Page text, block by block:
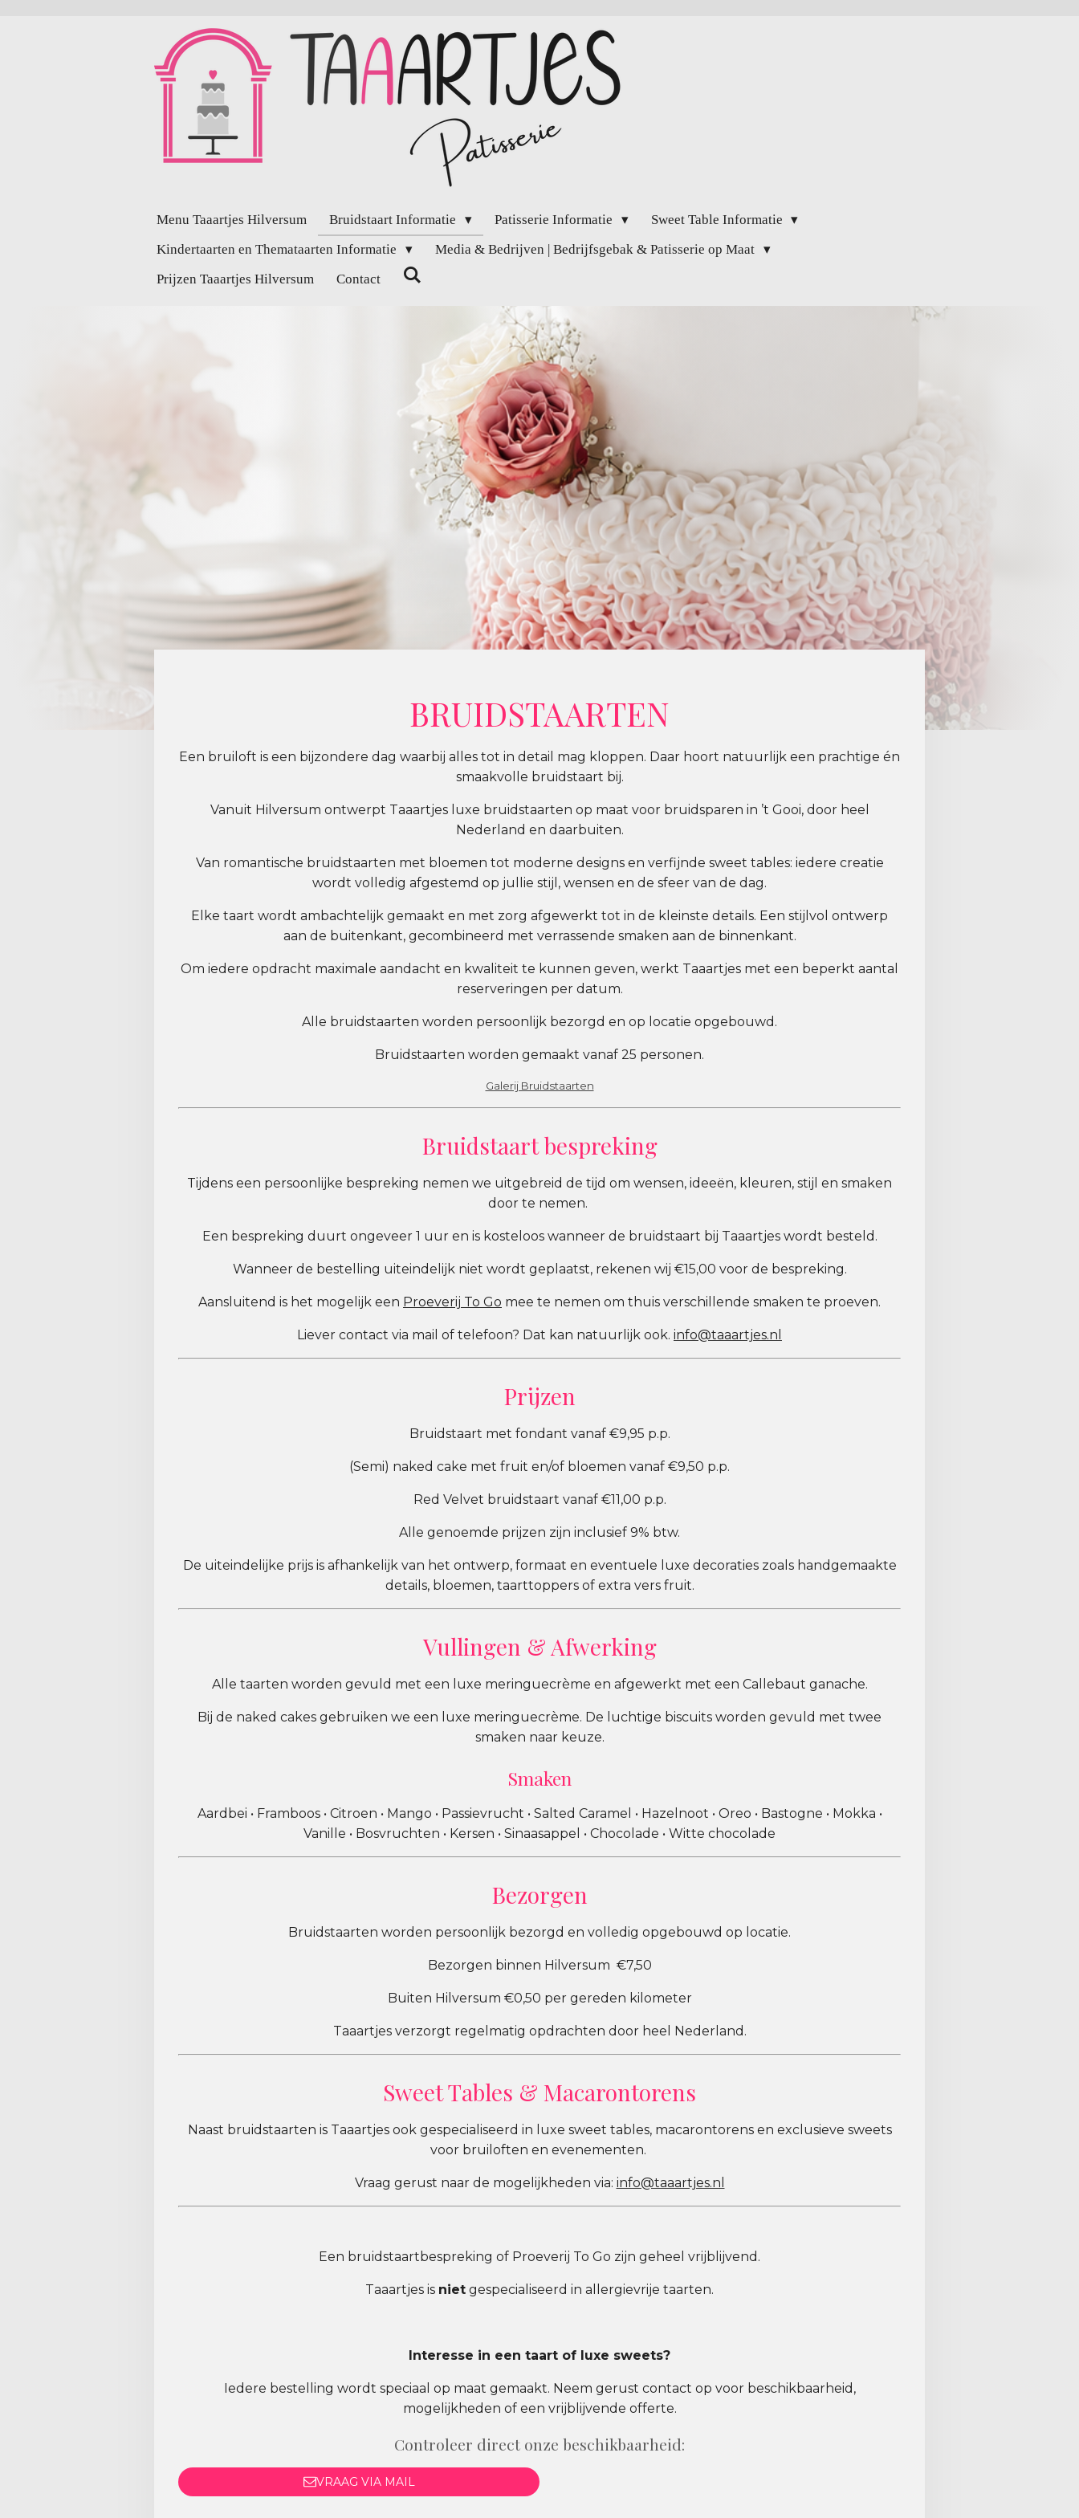
Menu Taaartjes Hilversum Bruidstaart Informatie Patisserie Informatie
Sweet Table Informatie
Kindertaarten en Themataarten Informatie
Media & Bedrijven | Bedrijfsgebak & Patisserie op Maat
Prijzen Taaartjes Hilversum
Contact
BRUIDSTAARTEN
Een bruiloft is een bijzondere dag waarbij alles tot in detail mag kloppen. Daar hoort natuurlijk een prachtige én
smaakvolle bruidstaart bij.
Vanuit Hilversum ontwerpt Taaartjes luxe bruidstaarten op maat voor bruidsparen in ’t Gooi, door heel
Nederland en daarbuiten.
Van romantische bruidstaarten met bloemen tot moderne designs en verfijnde sweet tables: iedere creatie
wordt volledig afgestemd op jullie stijl, wensen en de sfeer van de dag.
Elke taart wordt ambachtelijk gemaakt en met zorg afgewerkt tot in de kleinste details. Een stijlvol ontwerp
aan de buitenkant, gecombineerd met verrassende smaken aan de binnenkant.
Om iedere opdracht maximale aandacht en kwaliteit te kunnen geven, werkt Taaartjes met een beperkt aantal
reserveringen per datum.
Alle bruidstaarten worden persoonlijk bezorgd en op locatie opgebouwd.
Bruidstaarten worden gemaakt vanaf 25 personen.
Galerij Bruidstaarten
Bruidstaart bespreking
Tijdens een persoonlijke bespreking nemen we uitgebreid de tijd om wensen, ideeën, kleuren, stijl en smaken
door te nemen.
Een bespreking duurt ongeveer 1 uur en is kosteloos wanneer de bruidstaart bij Taaartjes wordt besteld.
Wanneer de bestelling uiteindelijk niet wordt geplaatst, rekenen wij €15,00 voor de bespreking.
Aansluitend is het mogelijk een Proeverij To Go mee te nemen om thuis verschillende smaken te proeven.
Liever contact via mail of telefoon? Dat kan natuurlijk ook. info@taaartjes.nl
Prijzen
Bruidstaart met fondant vanaf €9,95 p.p.
(Semi) naked cake met fruit en/of bloemen vanaf €9,50 p.p.
Red Velvet bruidstaart vanaf €11,00 p.p.
Alle genoemde prijzen zijn inclusief 9% btw.
De uiteindelijke prijs is afhankelijk van het ontwerp, formaat en eventuele luxe decoraties zoals handgemaakte
details, bloemen, taarttoppers of extra vers fruit.
Vullingen & Afwerking
Alle taarten worden gevuld met een luxe meringuecrème en afgewerkt met een Callebaut ganache.
Bij de naked cakes gebruiken we een luxe meringuecrème. De luchtige biscuits worden gevuld met twee
smaken naar keuze.
Smaken
Aardbei • Framboos • Citroen • Mango • Passievrucht • Salted Caramel • Hazelnoot • Oreo • Bastogne • Mokka •
Vanille • Bosvruchten • Kersen • Sinaasappel • Chocolade • Witte chocolade
Bezorgen
Bruidstaarten worden persoonlijk bezorgd en volledig opgebouwd op locatie.
Bezorgen binnen Hilversum €7,50
Buiten Hilversum €0,50 per gereden kilometer
Taaartjes verzorgt regelmatig opdrachten door heel Nederland.
Sweet Tables & Macarontorens
Naast bruidstaarten is Taaartjes ook gespecialiseerd in luxe sweet tables, macarontorens en exclusieve sweets
voor bruiloften en evenementen.
Vraag gerust naar de mogelijkheden via: info@taaartjes.nl
Een bruidstaartbespreking of Proeverij To Go zijn geheel vrijblijvend.
Taaartjes is niet gespecialiseerd in allergievrije taarten.
Interesse in een taart of luxe sweets?
Iedere bestelling wordt speciaal op maat gemaakt. Neem gerust contact op voor beschikbaarheid,
mogelijkheden of een vrijblijvende offerte.
Controleer direct onze beschikbaarheid:
VRAAG VIA MAIL